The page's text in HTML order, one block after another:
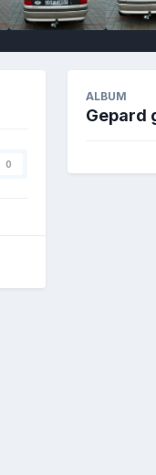
0
ALBUM
Gepard